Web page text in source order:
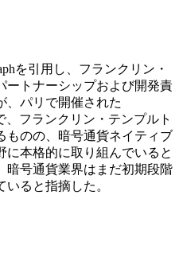
を引用し、フランクリン・
ートナーシップおよび開発責
、パリで開催された
フランクリン・テンプルト
ものの、暗号通貨ネイティブ
本格的に取り組んでいると
暗号通貨業界はまだ初期段階
ると指摘した。